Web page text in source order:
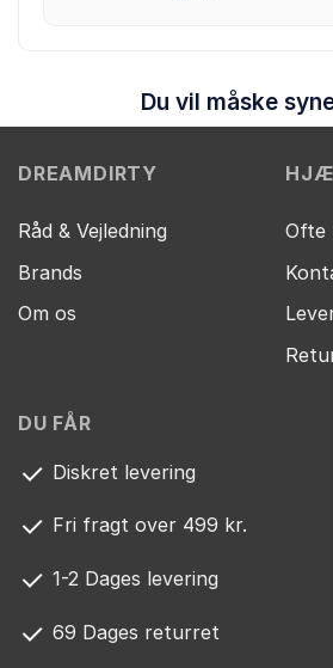
Du vil måske
DREAMDIRTY
Råd & Vejledning
Brands
Om os
Ofte
DU FÅR
Diskret levering
Fri fragt over 499 kr.
1-2 Dages levering
69 Dages returret